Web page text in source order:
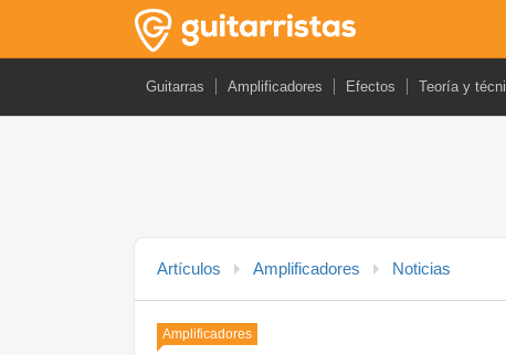
Guitarras Amplificadores Efectos Teoría y
Artículos Amplificadores Noticias
Amplificadores